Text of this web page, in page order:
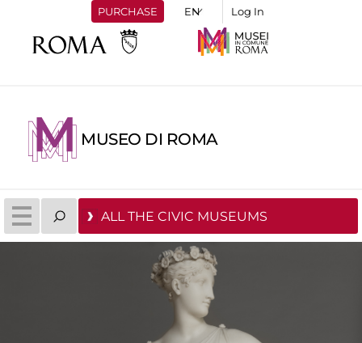
PURCHASE Log In
MUSEO DI ROMA
ALL THE CIVIC MUSEUMS